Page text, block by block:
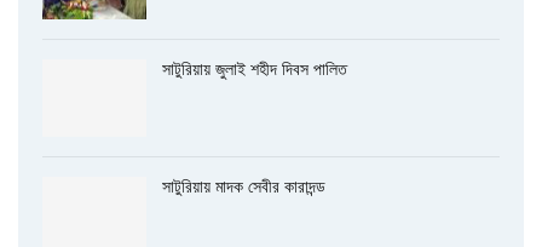
সাটুরিয়ায় জুলাই শহীদ দিবস পালিত
সাটুরিয়ায় মাদক সেবীর কারাদন্ড